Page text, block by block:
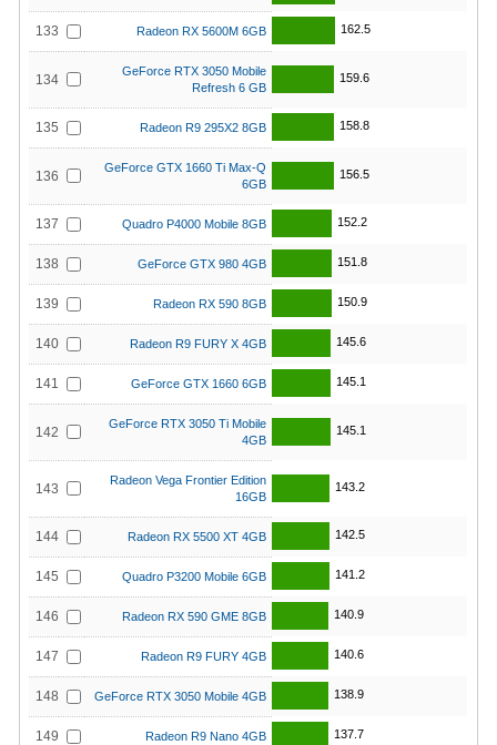
133 Radeon RX 5600M 6GB 162.5
134
GeForce RTX 3050 Mobile
Refresh 6 GB
159.6
135 Radeon R9 295X2 8GB 158.8
136
GeForce GTX 1660 Ti Max-Q
6GB
156.5
137 Quadro P4000 Mobile 8GB 152.2
138 GeForce GTX 980 4GB 151.8
139 Radeon RX 590 8GB 150.9
140 Radeon R9 FURY X 4GB 145.6
141 GeForce GTX 1660 6GB 145.1
142
GeForce RTX 3050 Ti Mobile
4GB
145.1
143
Radeon Vega Frontier Edition
16GB
143.2
144 Radeon RX 5500 XT 4GB 142.5
145 Quadro P3200 Mobile 6GB 141.2
146 Radeon RX 590 GME 8GB 140.9
147 Radeon R9 FURY 4GB 140.6
148 GeForce RTX 3050 Mobile 4GB 138.9
149 Radeon R9 Nano 4GB 137.7